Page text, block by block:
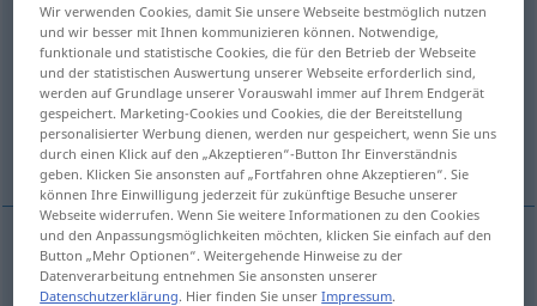
Haufen [haʊfən]m
Übersicht aller Übersetzungen
(Für mehr Details die Übersetzung anklicken/antippen)
montão, pilha, multidão, monte
montãom Haufen
Wir verwenden Cookies, damit Sie unsere Webseite bestmöglich nutzen
und wir besser mit Ihnen kommunizieren können. Notwendige,
funktionale und statistische Cookies, die für den Betrieb der Webseite
und der statistischen Auswertung unserer Webseite erforderlich sind,
werden auf Grundlage unserer Vorauswahl immer auf Ihrem Endgerät
gespeichert. Marketing-Cookies und Cookies, die der Bereitstellung
personalisierter Werbung dienen, werden nur gespeichert, wenn Sie uns
durch einen Klick auf den „Akzeptieren“-Button Ihr Einverständnis
geben. Klicken Sie ansonsten auf „Fortfahren ohne Akzeptieren“. Sie
können Ihre Einwilligung jederzeit für zukünftige Besuche unserer
Webseite widerrufen. Wenn Sie weitere Informationen zu den Cookies
und den Anpassungsmöglichkeiten möchten, klicken Sie einfach auf den
Button „Mehr Optionen“. Weitergehende Hinweise zu der
Datenverarbeitung entnehmen Sie ansonsten unserer
Datenschutzerklärung. Hier finden Sie unserImpressum.